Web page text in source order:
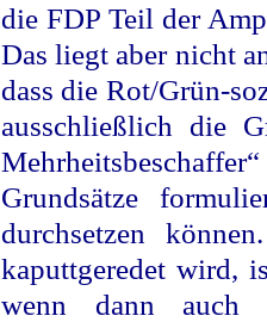
die FDP Teil der
Das liegt aber nicht
dass die Rot/Grün-
ausschließlich die
Grundsätze
durchsetzen
kaputtgeredet wird,
wenn dann auch